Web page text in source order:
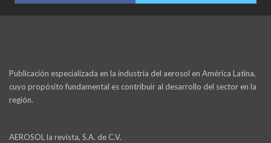
Publicación especializada en la industria del aerosol en América Latina,
cuyo propósito fundamental es contribuir al desarrollo del sector en la
región.
AEROSOL la revista, S.A. de C.V.